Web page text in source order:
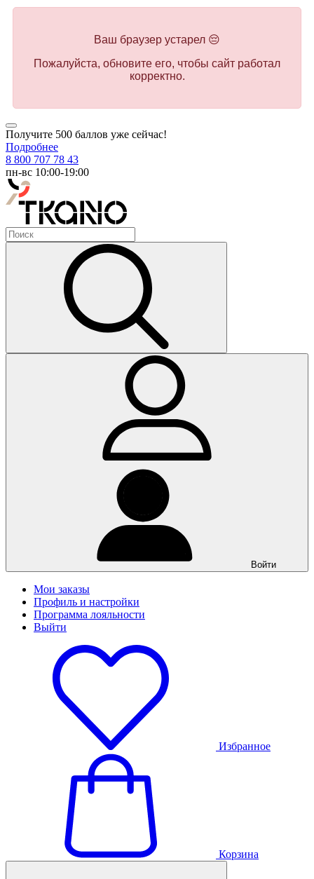
Ваш браузер устарел 😔
Пожалуйста, обновите его, чтобы сайт работал
корректно.
Получите 500 баллов уже сейчас!
Подробнее
8 800 707 78 43
пн-вс 10:00-19:00
Войти
Мои заказы
Профиль и настройки
Программа лояльности
Выйти
Избранное
Корзина